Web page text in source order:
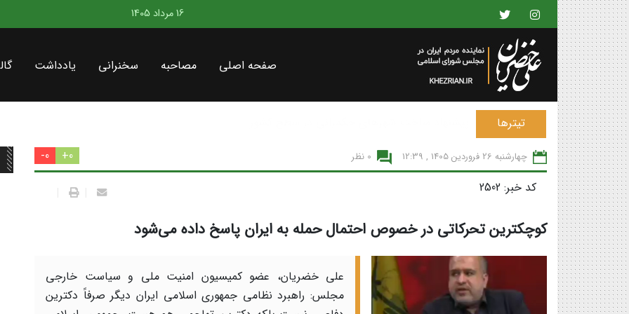
16 مرداد 1405
صفحه اصلی مصاحبه سخنرانی یادداشت
تیترها
چهارشنبه 26 فروردين 1405 , 12:39 0 نظر 0+
0-
کد خبر: 2502
کوچکترین تحرکاتی در خصوص احتمال حمله به ایران پاسخ داده می‌شود
علی خضریان، عضو کمیسیون امنیت ملی و سیاست خارجی
مجلس: راهبرد نظامی جمهوری اسلامی ایران دیگر صرفاً دکترین